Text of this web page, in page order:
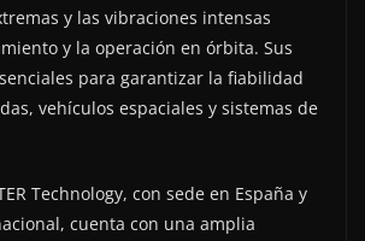
y las vibraciones intensas
y la operación en órbita. Sus
para garantizar la fiabilidad
vehículos espaciales y sistemas de
Technology, con sede en España y
cuenta con una amplia